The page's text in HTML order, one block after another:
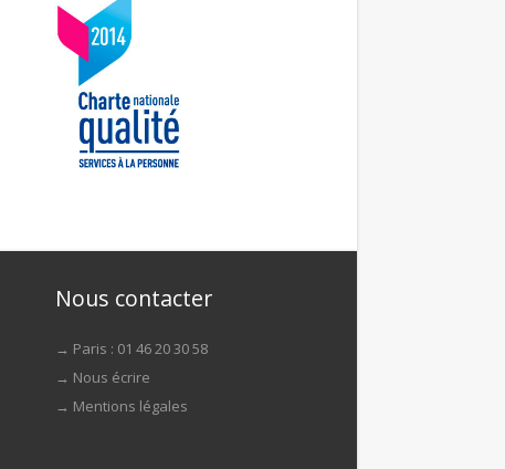
Nous contacter
→ Paris : 01 46 20 30 58
→ Nous écrire
→ Mentions légales